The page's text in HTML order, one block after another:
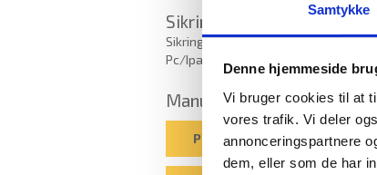
Samtykke
Denne hjemmeside
Vi bruger cookies til at
vores trafik. Vi deler
annonceringspartnere
dem, eller som de har
Sikring
Sikring af bærbar
Pc/Ipad/opladning
Manualer
Pengeskabsguiden